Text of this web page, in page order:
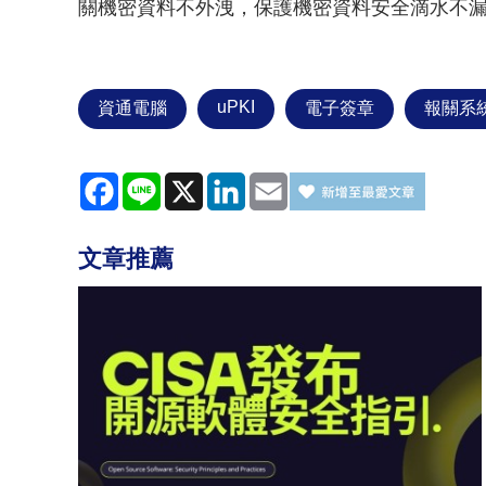
關機密資料不外洩，保護機密資料安全滴水不
資通電腦 uPKI 電子簽章 報關系
Facebook
Line X LinkedInEmail
文章推薦